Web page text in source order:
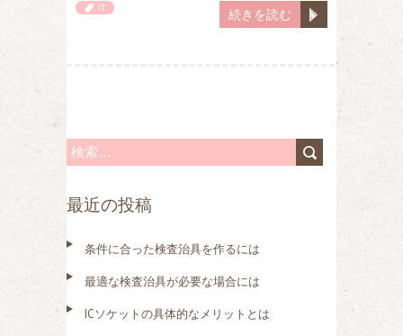
続きを読む
IT
検
:最近の投稿
条件に合った検査治具を作るには
最適な検査治具が必要な場合には
ICソケットの具体的なメリットとは